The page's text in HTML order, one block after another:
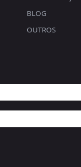
BLOG
OUTROS